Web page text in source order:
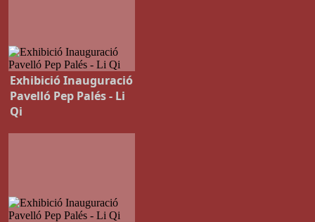
Exhibició Inauguració
Pavelló Pep Palés - Li
Qi